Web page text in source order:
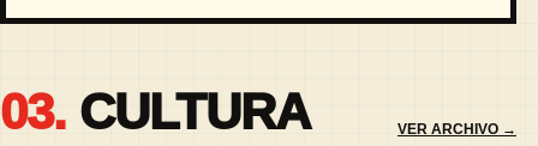
03.CULTURA VER ARCHIVO →